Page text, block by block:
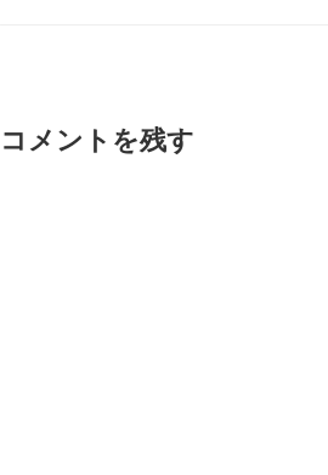
コメントを残す